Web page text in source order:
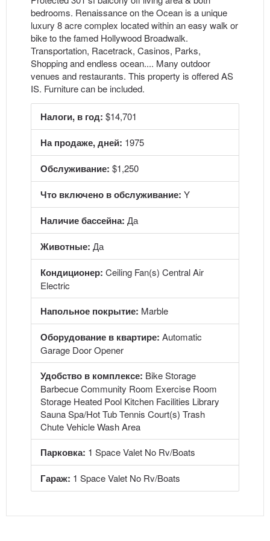
bedrooms. Renaissance on the Ocean is a unique
luxury 8 acre complex located within an easy walk or
bike to the famed Hollywood Broadwalk.
Transportation, Racetrack, Casinos, Parks,
Shopping and endless ocean.... Many outdoor
venues and restaurants. This property is offered AS
IS. Furniture can be included.
Налоги, в год: $14,701
На продаже, дней: 1975
Обслуживание: $1,250
Что включено в обслуживание: Y
Наличие бассейна: Да
Животные: Да
Кондиционер: Ceiling Fan(s) Central Air
Electric
Напольное покрытие: Marble
Оборудование в квартире: Automatic
Garage Door Opener
Удобство в комплексе: Bike Storage
Barbecue Community Room Exercise Room
Storage Heated Pool Kitchen Facilities Library
Sauna Spa/Hot Tub Tennis Court(s) Trash
Chute Vehicle Wash Area
Парковка: 1 Space Valet No Rv/Boats
Гараж: 1 Space Valet No Rv/Boats